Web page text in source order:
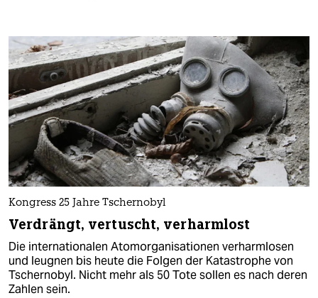
Kongress 25 Jahre Tschernobyl
Verdrängt, vertuscht, verharmlost
Die internationalen Atomorganisationen verharmlosen
und leugnen bis heute die Folgen der Katastrophe von
Tschernobyl. Nicht mehr als 50 Tote sollen es nach deren
Zahlen sein.